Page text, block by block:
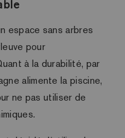
espace sans arbres
pour
à la durabilité, par
alimente la piscine,
ne pas utiliser de